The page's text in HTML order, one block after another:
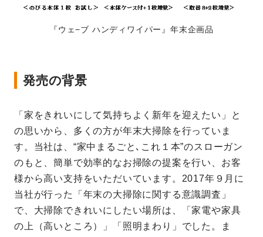
『ウェ−ブ ハンディワイパー』年末企画品
発売の背景
「家をきれいにして気持ちよく新年を迎えたい」と
の思いから、多くの方が年末大掃除を行っていま
す。当社は、“家中まるごと､これ１本”のスローガン
のもと、簡単で効率的なお掃除の提案を行い、お客
様から高い支持をいただいています。2017年９月に
当社が行った「年末の大掃除に関する意識調査」
で、大掃除できれいにしたい場所は、「家電や家具
の上（高いところ）」「照明まわり」でした。ま